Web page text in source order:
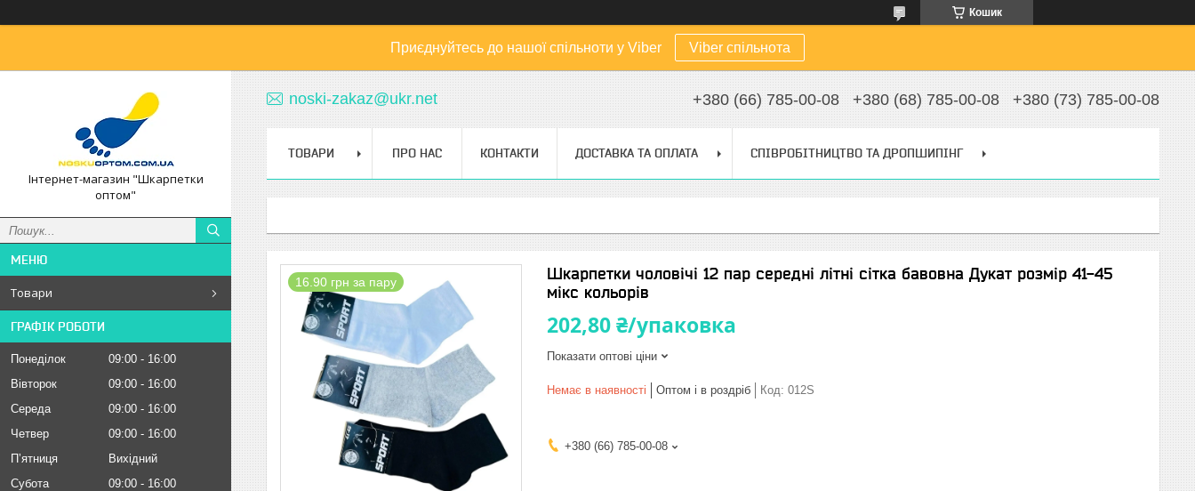
Кошик
Приєднуйтесь до нашої спільноти у Viber Viber спільнота
Інтернет-магазин "Шкарпетки
оптом"
Товари
ГРАФІК РОБОТИ
Понеділок 09:00
16:00
Вівторок
09:00
16:00
Середа
09:00
16:00
Четвер
09:00
16:00
Пʼятниця
Вихідний
Субота
09:00
16:00
noski-zakaz@ukr.net +380 (66) 785-00-08 +380 (68) 785-00-08 +380 (73) 785-00-08
ТОВАРИ ПРО НАС КОНТАКТИ ДОСТАВКА ТА ОПЛАТА СПІВРОБІТНИЦТВО ТА ДРОПШИПІНГ
16.90 грн за пару
Шкарпетки чоловічі 12 пар середні літні сітка бавовна Дукат розмір 41-45
мікс кольорів
202,80 ₴/упаковка
Показати оптові ціни
Немає в наявності Оптом і в роздріб Код: 012S
+380 (66) 785-00-08